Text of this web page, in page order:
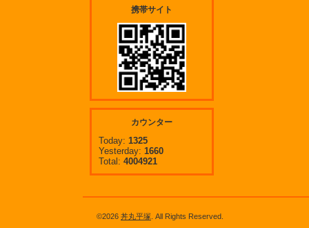
携帯サイト
カウンター
Today: 1325
Yesterday: 1660
Total: 4004921
©2026 丼丸平塚 . All Rights Reserved.